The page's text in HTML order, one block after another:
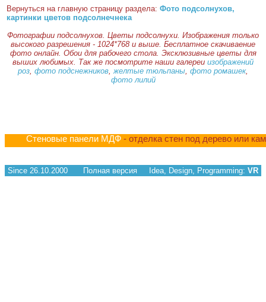
Вернуться на главную страницу раздела: Фото подсолнухов,
картинки цветов подсолнечнека
Фотографии подсолнухов. Цветы подсолнухи. Изображения только
высокого разрешения - 1024*768 и выше. Бесплатное скачиваение
фото онлайн. Обои для рабочего стола. Эксклюзивные цветы для
выших любимых. Так же посмотрите наши галереи изображений
роз фото подснежников желтые тюльпаны фото ромашек,
фото лилий
Стеновые панели МДФ - отделка стен под дерево или
Since 26.10.2000 Полная версия Idea, Design, Programming: VR